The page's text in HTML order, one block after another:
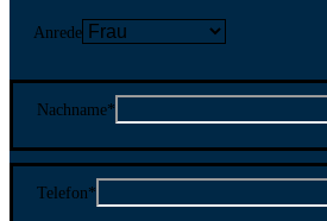
Anrede
Nachname*
Telefon*